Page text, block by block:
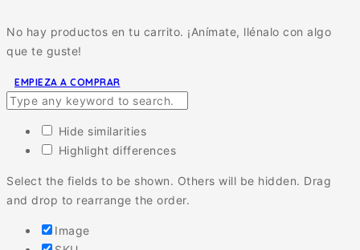
No hay productos en tu carrito. ¡Anímate, llénalo con algo
que te guste!
EMPIEZA A COMPRAR
Hide similarities
Highlight differences
Select the fields to be shown. Others will be hidden. Drag
and drop to rearrange the order.
Image